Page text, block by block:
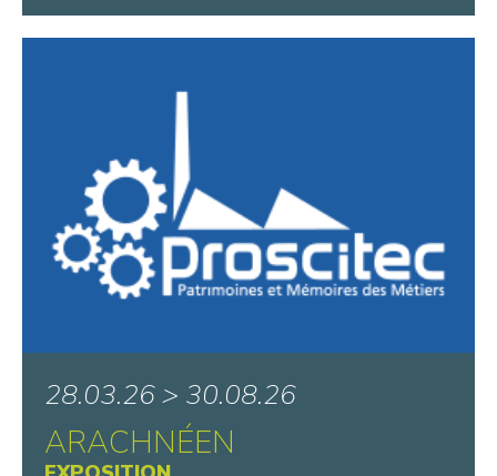
28.03.26 > 30.08.26
ARACHNÉEN